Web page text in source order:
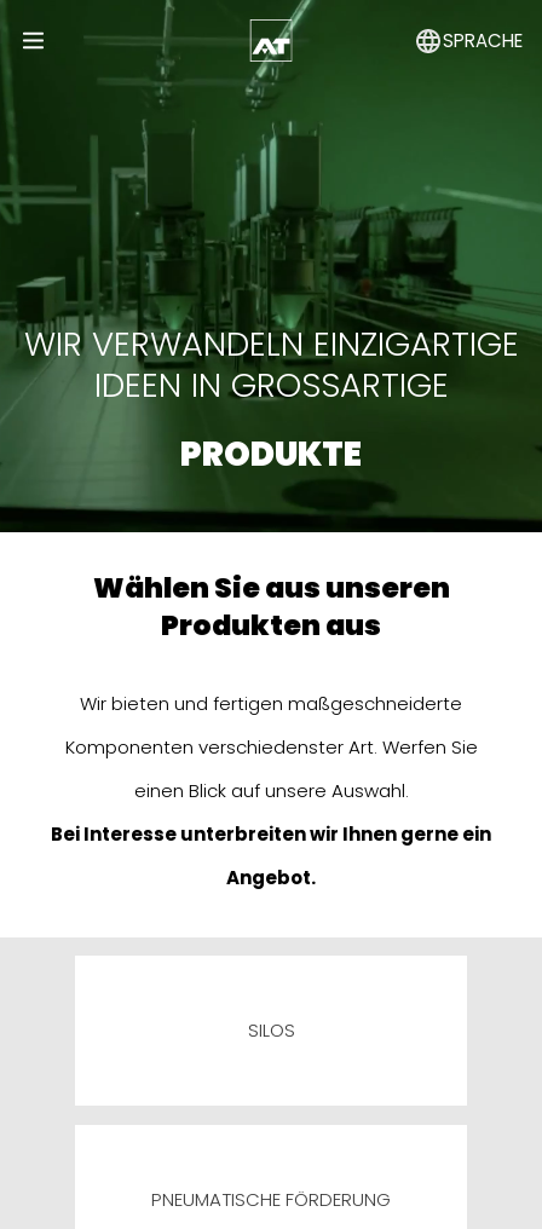
Open Menu SPRACHE
WIR VERWANDELN EINZIGARTIGE
IDEEN IN GROSSARTIGE
PRODUKTE
wählen Sie aus unseren
Produkten aus
Wir bieten und fertigen maßgeschneiderte
Komponenten verschiedenster Art. Werfen Sie
einen Blick auf unsere Auswahl.
Bei Interesse unterbreiten wir Ihnen gerne ein
Angebot.
SILOS
PNEUMATISCHE FÖRDERUNG